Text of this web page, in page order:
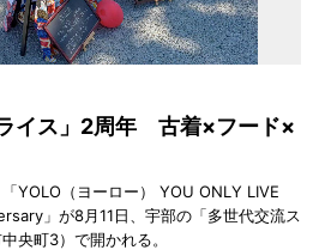
イス」2周年 古着×フード×
YOLO（ヨーロー） YOU ONLY LIVE
」が8月11日、宇部の「多世代交流ス
央町3）で開かれる。